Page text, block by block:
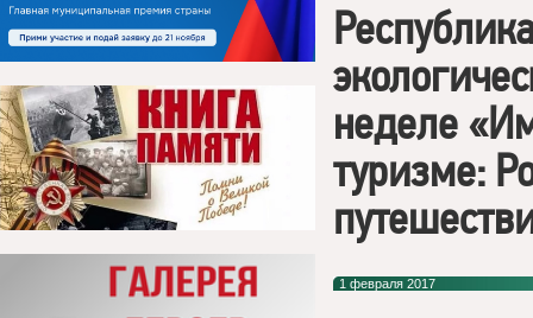
неделе
туризме:
1 февраля 2017